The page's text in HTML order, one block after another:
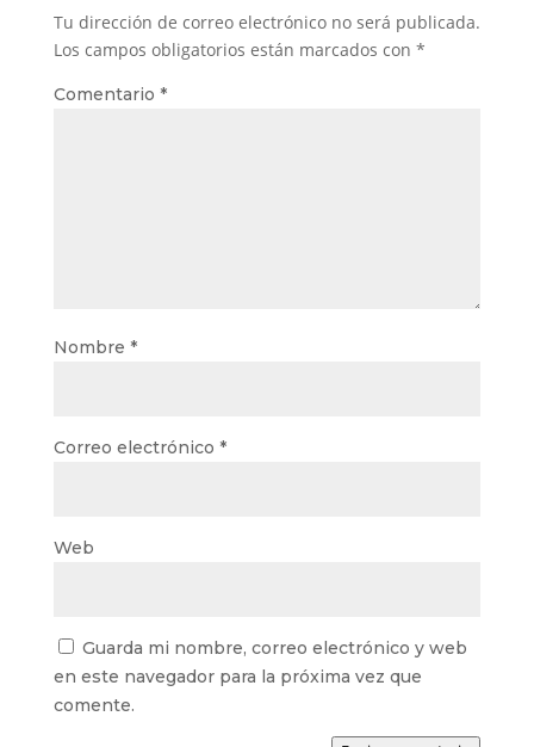
Tu dirección de correo electrónico no será publicada.
Los campos obligatorios están marcados con *
Comentario *
Nombre *
Correo electrónico *
Web
Guarda mi nombre, correo electrónico y web
en este navegador para la próxima vez que
comente.